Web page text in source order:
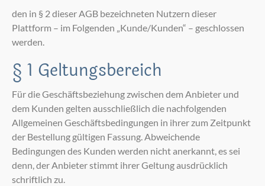
den in § 2 dieser AGB bezeichneten Nutzern dieser
Plattform – im Folgenden „Kunde/Kunden“ – geschlossen
werden.
§ 1 Geltungsbereich
Für die Geschäftsbeziehung zwischen dem Anbieter und
dem Kunden gelten ausschließlich die nachfolgenden
Allgemeinen Geschäftsbedingungen in ihrer zum Zeitpunkt
der Bestellung gültigen Fassung. Abweichende
Bedingungen des Kunden werden nicht anerkannt, es sei
denn, der Anbieter stimmt ihrer Geltung ausdrücklich
schriftlich zu.